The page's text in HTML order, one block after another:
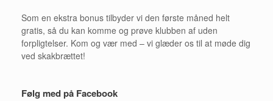
Som en ekstra bonus tilbyder vi den første måned helt
gratis, så du kan komme og prøve klubben af uden
forpligtelser. Kom og vær med – vi glæder os til at møde dig
ved skakbrættet!
Følg med på Facebook